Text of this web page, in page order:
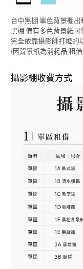
台中黑棚 單色背景棚出
黑棚,備有多色背景紙可
完全依靠攝影師打燈的
(因背景紙為消耗品,租
攝影棚收費方式